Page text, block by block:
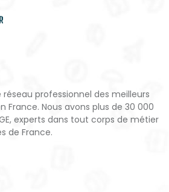
professionnel des meilleurs
France. Nous avons plus de 30 000
experts dans tout corps de métier
de France.